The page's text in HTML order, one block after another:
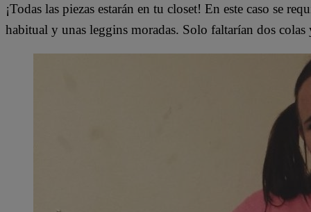
¡Todas las piezas estarán en tu closet! En este caso se
habitual y unas leggins moradas. Solo faltarían dos